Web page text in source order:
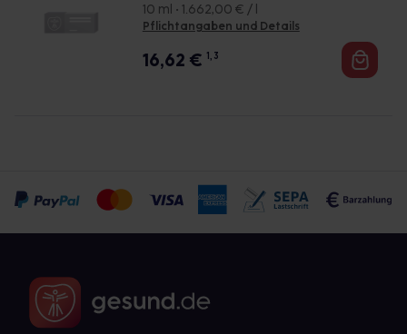
10 ml • 1.662,00 € / l
Pflichtangaben und Details
16,62 € 1, 3